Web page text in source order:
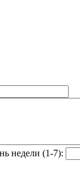
недели (1-7):